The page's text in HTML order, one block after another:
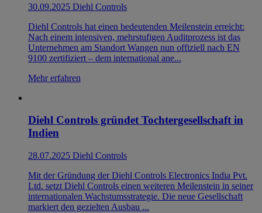
30.09.2025 Diehl Controls
Diehl Controls hat einen bedeutenden Meilenstein erreicht:
Nach einem intensiven, mehrstufigen Auditprozess ist das
Unternehmen am Standort Wangen nun offiziell nach EN
9100 zertifiziert – dem international ane...
Mehr erfahren
Diehl Controls gründet Tochtergesellschaft in
Indien
28.07.2025 Diehl Controls
Mit der Gründung der Diehl Controls Electronics India Pvt.
Ltd. setzt Diehl Controls einen weiteren Meilenstein in seiner
internationalen Wachstumsstrategie. Die neue Gesellschaft
markiert den gezielten Ausbau ...